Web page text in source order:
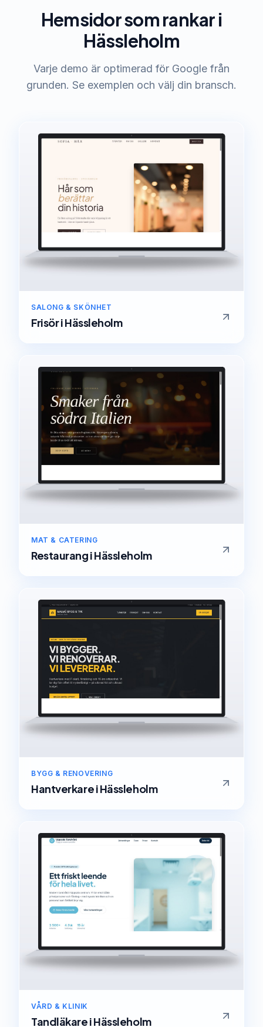
Hemsidor som rankar i
Hässleholm
Varje demo är optimerad för Google från
grunden. Se exemplen och välj din bransch.
SALONG & SKÖNHET
FrisöriHässleholm
MAT & CATERING
RestaurangiHässleholm
BYGG & RENOVERING
HantverkareiHässleholm
VÅRD & KLINIK
TandläkareiHässleholm